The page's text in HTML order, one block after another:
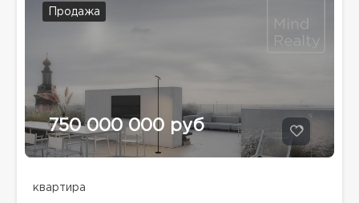
Продажа
750 000 000 руб
квартира